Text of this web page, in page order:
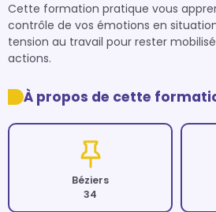
Cette formation pratique vous
contrôle de vos émotions en
tension au travail pour rester
actions.
À propos de cette
Béziers
34